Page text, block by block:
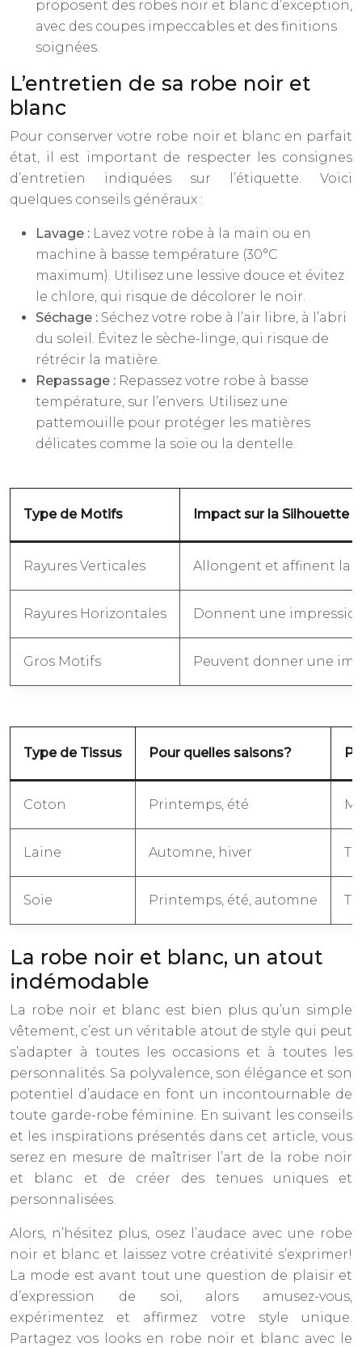
proposent des robes noir et blanc d’exception,
avec des coupes impeccables et des finitions
soignées.
L’entretien de sa robe noir et
blanc
Pour conserver votre robe noir et blanc en parfait
état, il est important de respecter les consignes
d’entretien indiquées sur l’étiquette. Voici
quelques conseils généraux :
Lavage : Lavez votre robe à la main ou en
machine à basse température (30°C
maximum). Utilisez une lessive douce et évitez
le chlore, qui risque de décolorer le noir.
Séchage : Séchez votre robe à l’air libre, à l’abri
du soleil. Évitez le sèche-linge, qui risque de
rétrécir la matière.
Repassage : Repassez votre robe à basse
température, sur l’envers. Utilisez une
pattemouille pour protéger les matières
délicates comme la soie ou la dentelle.
Type de Motifs Impact sur la Silhouette
Rayures Verticales Allongent et affinent la
Rayures Horizontales Donnent une
Gros Motifs Peuvent donner une
Type de Tissus Pour quelles saisons?
Coton Printemps, été
Laine Automne, hiver
Soie Printemps, été, automne
La robe noir et blanc, un atout
indémodable
La robe noir et blanc est bien plus qu’un simple
vêtement, c’est un véritable atout de style qui peut
s’adapter à toutes les occasions et à toutes les
personnalités. Sa polyvalence, son élégance et son
potentiel d’audace en font un incontournable de
toute garde-robe féminine. En suivant les conseils
et les inspirations présentés dans cet article, vous
serez en mesure de maîtriser l’art de la robe noir
et blanc et de créer des tenues uniques et
personnalisées.
Alors, n’hésitez plus, osez l’audace avec une robe
noir et blanc et laissez votre créativité s’exprimer!
La mode est avant tout une question de plaisir et
d’expression de soi, alors amusez-vous,
expérimentez et affirmez votre style unique.
Partagez vos looks en robe noir et blanc avec le